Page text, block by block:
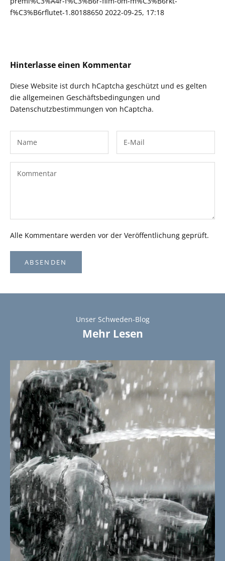
f%C3%B6rflutet-1.80188650 2022-09-25, 17:18
Hinterlasse einen Kommentar
Diese Website ist durch hCaptcha geschützt und es gelten
die allgemeinen Geschäftsbedingungen und
Datenschutzbestimmungen von hCaptcha.
Alle Kommentare werden vor der Veröffentlichung geprüft.
ABSENDEN
Unser Schweden-Blog
Mehr Lesen